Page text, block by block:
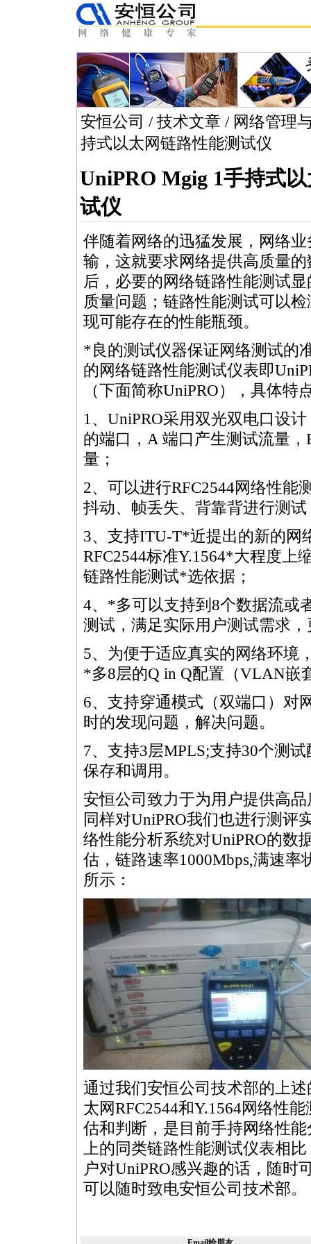
安恒公司 / 技术文章 / 网络管理
持式以太网链路性能测试仪
UniPRO Mgig 1手持式
试仪
伴随着网络的迅猛发展，网络
输，这就要求网络提供高质量
后，必要的网络链路性能测试
质量问题；链路性能测试可以
现可能存在的性能瓶颈。
*良的测试仪器保证网络测试的
的网络链路性能测试仪表即
（下面简称UniPRO），具体特
1、UniPRO采用双光双电口设
的端口，A 端口产生测试流量
量；
2、可以进行RFC2544网络性能
抖动、帧丢失、背靠背进行测试
3、支持ITU-T*近提出的新的网
RFC2544标准Y.1564*大程度上
链路性能测试*选依据；
4、 *多可以支持到8个数据流或
测试，满足实际用户测试需求
5、为便于适应真实的网络环境
*多8层的Q in Q配置（VLAN嵌
6、支持穿通模式（双端口）对
时的发现问题，解决问题。
7、支持3层MPLS;支持30个测
保存和调用。
安恒公司致力于为用户提供高
同样对UniPRO我们也进行测评
络性能分析系统对UniPRO的数
估，链路速率1000Mbps,满速
所示：
通过我们安恒公司技术部的上
太网RFC2544和Y.1564网络性
估和判断，是目前手持网络性
上的同类链路性能测试仪表相
户对UniPRO感兴趣的话，随时
可以随时致电安恒公司技术部。